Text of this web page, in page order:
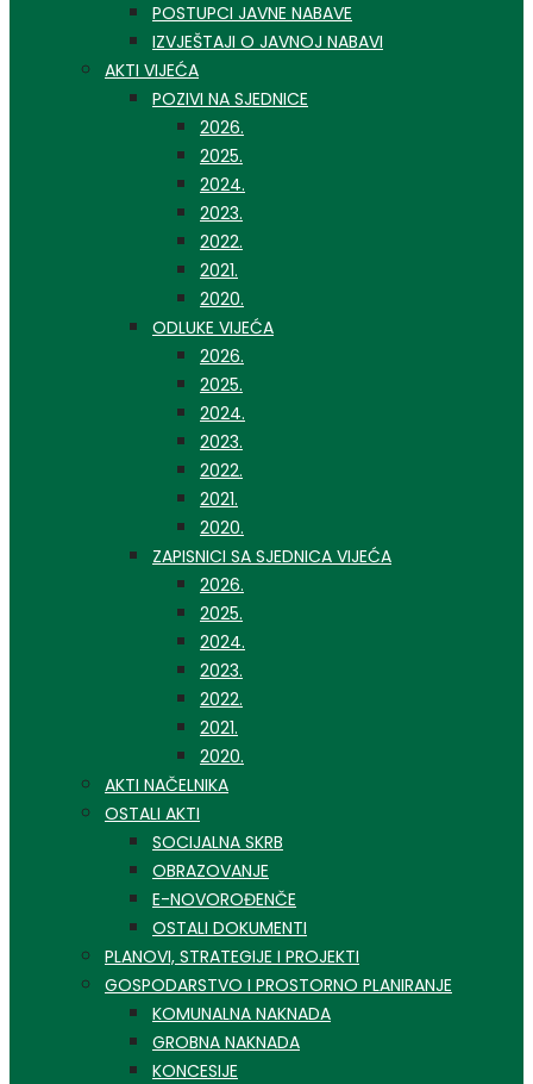
POSTUPCI JAVNE NABAVE
IZVJEŠTAJI O JAVNOJ NABAVI
AKTI VIJEĆA
POZIVI NA SJEDNICE
2026.
2025.
2024.
2023.
2022.
2021.
2020.
ODLUKE VIJEĆA
2026.
2025.
2024.
2023.
2022.
2021.
2020.
ZAPISNICI SA SJEDNICA VIJEĆA
2026.
2025.
2024.
2023.
2022.
2021.
2020.
AKTI NAČELNIKA
OSTALI AKTI
SOCIJALNA SKRB
OBRAZOVANJE
E-NOVOROĐENČE
OSTALI DOKUMENTI
PLANOVI, STRATEGIJE I PROJEKTI
GOSPODARSTVO I PROSTORNO PLANIRANJE
KOMUNALNA NAKNADA
GROBNA NAKNADA
KONCESIJE